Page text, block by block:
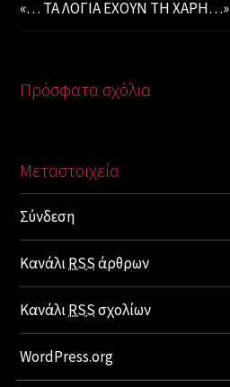
«… ΤΑ ΛΟΓΙΑ ΕΧΟΥΝ ΤΗ ΧΑΡΗ…»
Πρόσφατα σχόλια
Μεταστοιχεία
Σύνδεση
ΚανάλιRSSάρθρων
ΚανάλιRSSσχολίων
WordPress.org